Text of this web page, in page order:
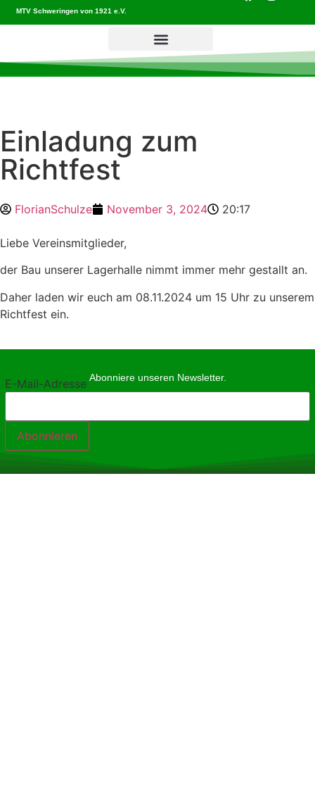
MTV Schweringen von 1921 e.V.
Einladung zum
Richtfest
FlorianSchulze November 3, 2024 20:17
Liebe Vereinsmitglieder,
der Bau unserer Lagerhalle nimmt immer mehr gestallt an.
Daher laden wir euch am 08.11.2024 um 15 Uhr zu unserem
Richtfest ein.
Abonniere unseren Newsletter.
E-Mail-Adresse